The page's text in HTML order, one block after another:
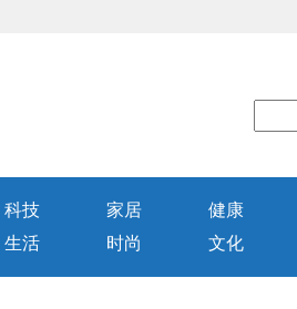
科技 家居 健康
生活 时尚 文化